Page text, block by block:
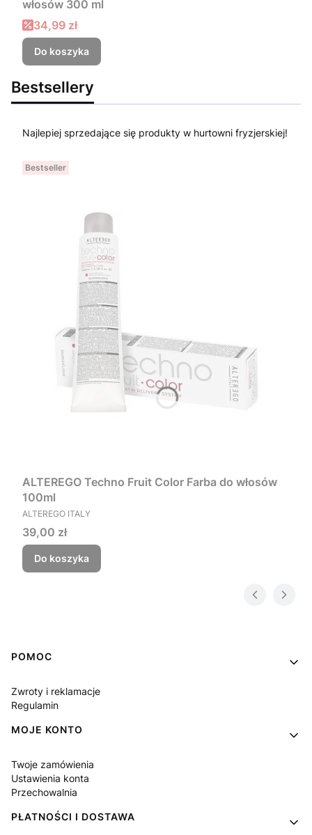
włosów 300 ml
Cena promocyjna
34,99 zł
Do koszyka
Bestsellery
Najlepiej sprzedające się produkty w hurtowni fryzjerskiej!
Bestseller
ALTEREGO Techno Fruit Color Farba do włosów
100ml
PRODUCENT
ALTEREGO ITALY
Cena
39,00 zł
Do koszyka
Linki w stopce
POMOC
Zwroty i reklamacje
Regulamin
MOJE KONTO
Twoje zamówienia
Ustawienia konta
Przechowalnia
PŁATNOŚCI I DOSTAWA